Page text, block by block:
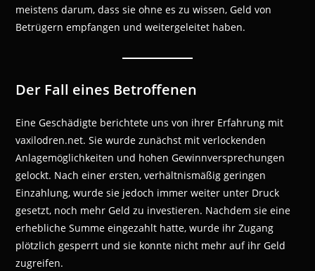
meistens darum, dass sie ohne es zu wissen, Geld von
Betrügern empfangen und weitergeleitet haben.
Der Fall eines Betroffenen
Eine Geschädigte berichtete uns von ihrer Erfahrung mit
vaxilodren.net. Sie wurde zunächst mit verlockenden
Anlagemöglichkeiten und hohen Gewinnversprechungen
gelockt. Nach einer ersten, verhältnismäßig geringen
Einzahlung, wurde sie jedoch immer weiter unter Druck
gesetzt, noch mehr Geld zu investieren. Nachdem sie eine
erhebliche Summe eingezahlt hatte, wurde ihr Zugang
plötzlich gesperrt und sie konnte nicht mehr auf ihr Geld
zugreifen.